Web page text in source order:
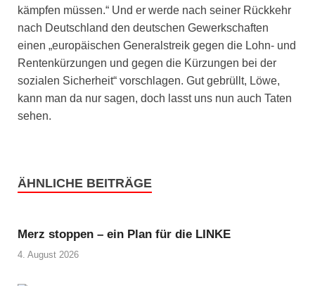
kämpfen müssen.“ Und er werde nach seiner Rückkehr
nach Deutschland den deutschen Gewerkschaften
einen „europäischen Generalstreik gegen die Lohn- und
Rentenkürzungen und gegen die Kürzungen bei der
sozialen Sicherheit“ vorschlagen. Gut gebrüllt, Löwe,
kann man da nur sagen, doch lasst uns nun auch Taten
sehen.
ÄHNLICHE BEITRÄGE
Merz stoppen – ein Plan für die LINKE
4. August 2026